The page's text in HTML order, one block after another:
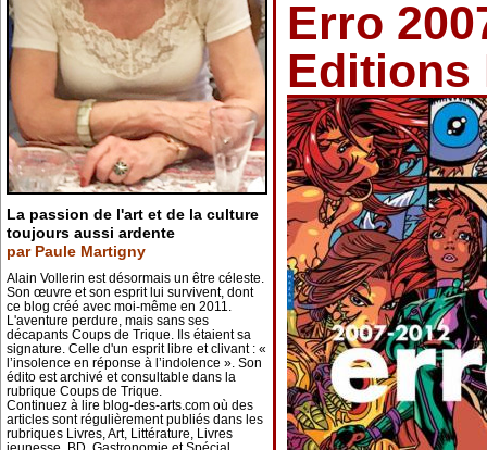
La passion de l'art et de la culture
toujours aussi ardente
par Paule Martigny
Alain Vollerin est désormais un être céleste.
Son œuvre et son esprit lui survivent, dont
ce blog créé avec moi-même en 2011.
L'aventure perdure, mais sans ses
décapants Coups de Trique. Ils étaient sa
signature. Celle d'un esprit libre et clivant : «
l’insolence en réponse à l’indolence ». Son
édito est archivé et consultable dans la
rubrique Coups de Trique.
Continuez à lire blog-des-arts.com où des
articles sont régulièrement publiés dans les
rubriques Livres, Art, Littérature, Livres
Erro
Editions